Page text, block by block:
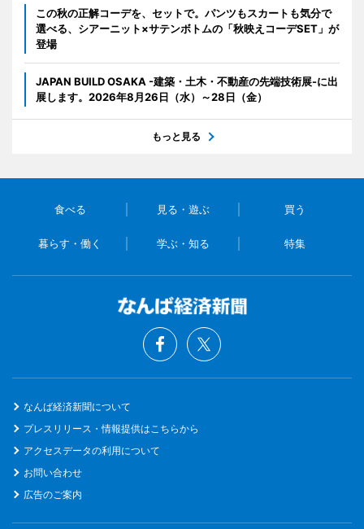
この秋の正解コーデを、セットで。パンツもスカートも気分で
選べる、シアーニット×サテンボトムの「秋映えコーデSET」が
登場
JAPAN BUILD OSAKA -建築・土木・不動産の先端技術展-に出
展します。2026年8月26日（水）～28日（金）
もっと見る
食べる 見る・遊ぶ 買う
暮らす・働く 学ぶ・知る 特集
なんば経済新聞について
プレスリリース・情報提供はこちらから
アクセスデータの利用について
お問い合わせ
広告のご案内